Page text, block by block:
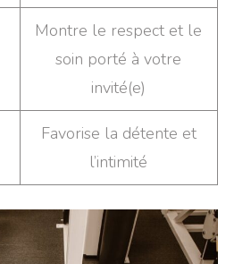
Montre le respect et le
soin porté à votre
invité(e)
Favorise la détente et
l’intimité